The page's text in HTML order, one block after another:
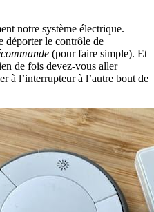
notre système électrique.
déporter le contrôle de
(pour faire simple). Et
de fois devez-vous aller
à l’interrupteur à l’autre bout de